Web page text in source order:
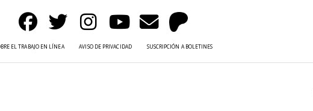
EL TRABAJO EN LÍNEA AVISO DE PRIVACIDAD SUSCRIPCIÓN A BOLETINES